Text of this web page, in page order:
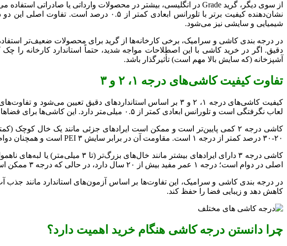
نشان‌دهنده کیفیت برتر با تلورانس
شیمیایی و سایشی نیز می‌شود.
دقیق. اگر در خرید کاشی با این اصطلاحات مواجه شدید، حتماً استاندارد کارخانه را
آشپزخانه (که سایش بالا مهم است) تأثیرگذار باشد.
تفاوت کیفیت کاشی‌های درجه ۱، ۲ و ۳
لعاب نگرفتگی است و تلورانس ابعادی کمتر از ۰.۵ میلی‌متر دارد. این کاشی‌ها برای فضاهای پرتردد مانند مراکز تجاری ایده‌آل هستند و مقاومت سایشی بالایی (PEI۴-۵) دارند.
۲۰-۳۰ درصد کمتر از درجه ۱ است. مقاومت آن در برابر سایش PEI ۳ است و همچنان دوام خوبی دارد.
اصلی در دوام است؛ درجه ۱ عمر مفید بیش از ۲۰ سال دارد، در حالی که درجه ۳ ممکن است زودتر آسیب ببیند.
کاهش دهد و زیبایی فضا را حفظ کند.
چرا دانستن درجه کاشی هنگام خرید اهمیت دارد؟